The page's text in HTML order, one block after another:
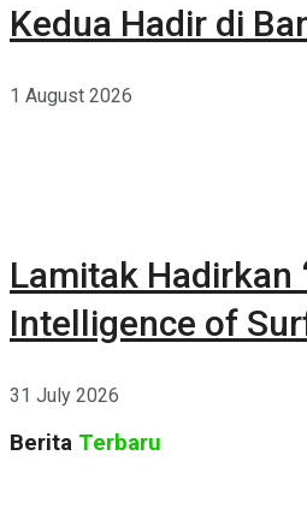
Kedua Hadir di
1 August 2026
Lamitak Hadirkan
Intelligence of
31 July 2026
Berita Terbaru